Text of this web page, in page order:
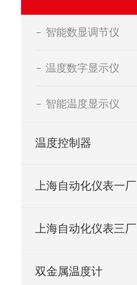
智能数显调节仪
温度数字显示仪
智能温度显示仪
温度控制器
上海自动化仪表一厂
上海自动化仪表三厂
双金属温度计